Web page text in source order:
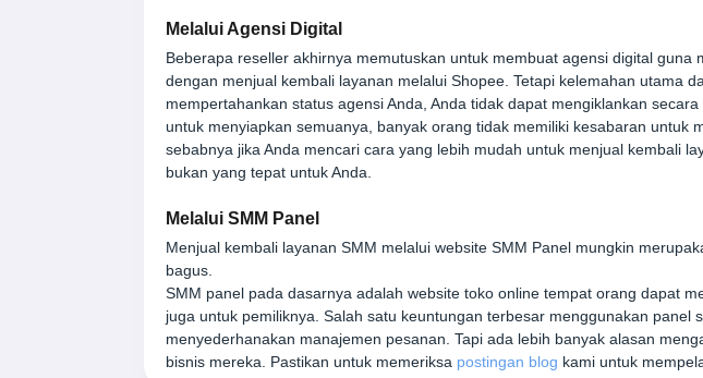
Melalui Agensi Digital
Beberapa reseller akhirnya memutuskan untuk membuat agensi digital
dengan menjual kembali layanan melalui Shopee. Tetapi kelemahan utama
mempertahankan status agensi Anda, Anda tidak dapat mengiklankan
untuk menyiapkan semuanya, banyak orang tidak memiliki kesabaran
sebabnya jika Anda mencari cara yang lebih mudah untuk menjual kembali
bukan yang tepat untuk Anda.
Melalui SMM Panel
Menjual kembali layanan SMM melalui website SMM Panel mungkin
bagus.
SMM panel pada dasarnya adalah website toko online tempat orang dapat
juga untuk pemiliknya. Salah satu keuntungan terbesar menggunakan
menyederhanakan manajemen pesanan. Tapi ada lebih banyak alasan
bisnis mereka. Pastikan untuk memeriksa postingan blog kami untuk